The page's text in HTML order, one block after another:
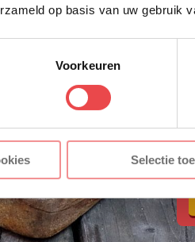
op basis van uw gebruik
Voorkeuren
Selectie
je te horen!
voor 10% korting*